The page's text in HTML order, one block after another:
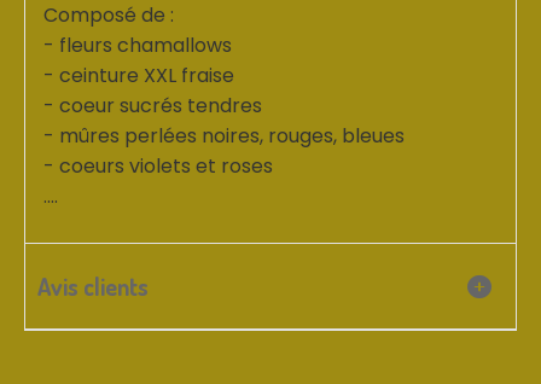
Composé de :
- fleurs chamallows
- ceinture XXL fraise
- coeur sucrés tendres
- mûres perlées noires, rouges, bleues
- coeurs violets et roses
....
Avis clients